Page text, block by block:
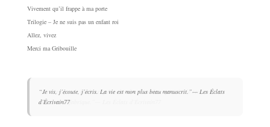
Vivement qu’il frappe à ma porte
Trilogie – Je ne suis pas un enfant roi
Allez, vivez
Merci ma Gribouille
“Je vis, j’écoute, j’écris. La vie est mon plus beau manuscrit.”— Les Éclats
d’Écrivain77
“Ce n’est pas le bonheur qu’on cherche. C’est la capacité à le reconnaître
quand on le fabrique.”